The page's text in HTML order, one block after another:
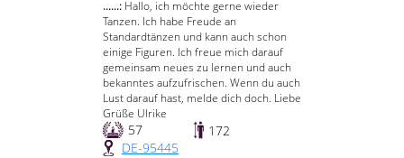
......: Hallo, ich möchte gerne wieder
Tanzen. Ich habe Freude an
Standardtänzen und kann auch schon
einige Figuren. Ich freue mich darauf
gemeinsam neues zu lernen und auch
bekanntes aufzufrischen. Wenn du auch
Lust darauf hast, melde dich doch. Liebe
Grüße Ulrike
57
172
DE-95445